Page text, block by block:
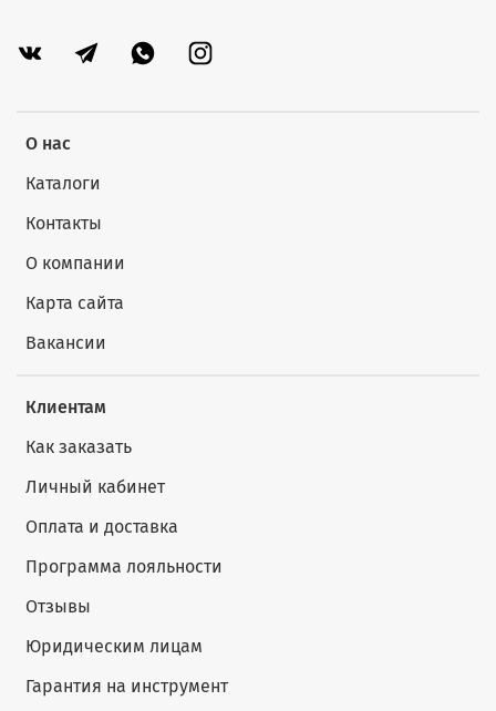
О нас
Каталоги
Контакты
О компании
Карта сайта
Вакансии
Клиентам
Как заказать
Личный кабинет
Оплата и доставка
Программа лояльности
Отзывы
Юридическим лицам
Гарантия на инструмент